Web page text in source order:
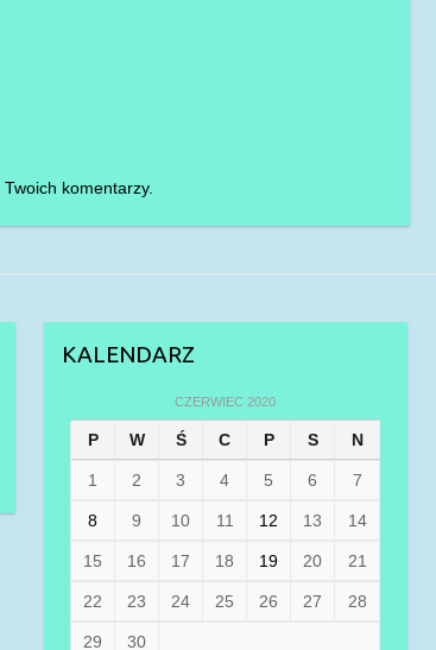
komentarzy.
KALENDARZ
CZERWIEC 2020
P W Ś C P S N
1 2 3 4 5 6 7
8 9 10 11 12 13 14
15 16 17 18 19 20 21
22 23 24 25 26 27 28
29
30